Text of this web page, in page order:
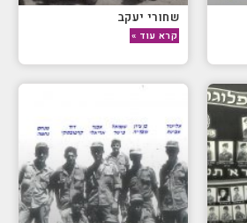
שחורי יעקב
קרא עוד »